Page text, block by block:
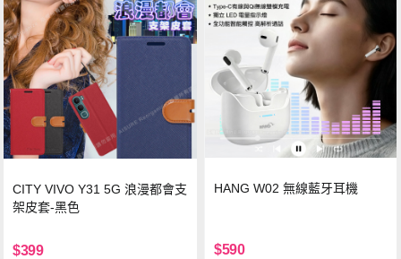
CITY VIVO Y31 5G 浪漫都會支
架皮套-黑色
$399
HANG W02 無線藍牙耳機
$590